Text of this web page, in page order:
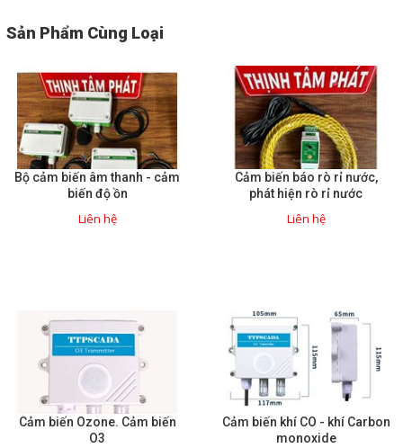
Sản Phẩm Cùng Loại
Bộ cảm biến âm thanh - cảm
biến độ ồn
Liên hệ
Cảm biến báo rò rỉ nước,
phát hiện rò rỉ nước
Liên hệ
Cảm biến Ozone. Cảm biến
O3
Cảm biến khí CO - khí Carbon
monoxide